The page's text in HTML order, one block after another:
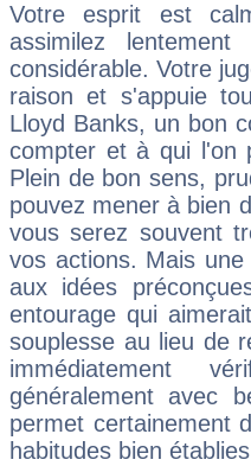
Votre esprit est
assimilez
considérable. Votre
raison et s'appuie
Lloyd Banks, un bon
compter et à qui l'on
Plein de bon sens,
pouvez mener à bien
vous serez souvent
vos actions. Mais
aux idées
entourage qui
souplesse au lieu de
immédiatement
généralement avec
permet certainement
habitudes bien